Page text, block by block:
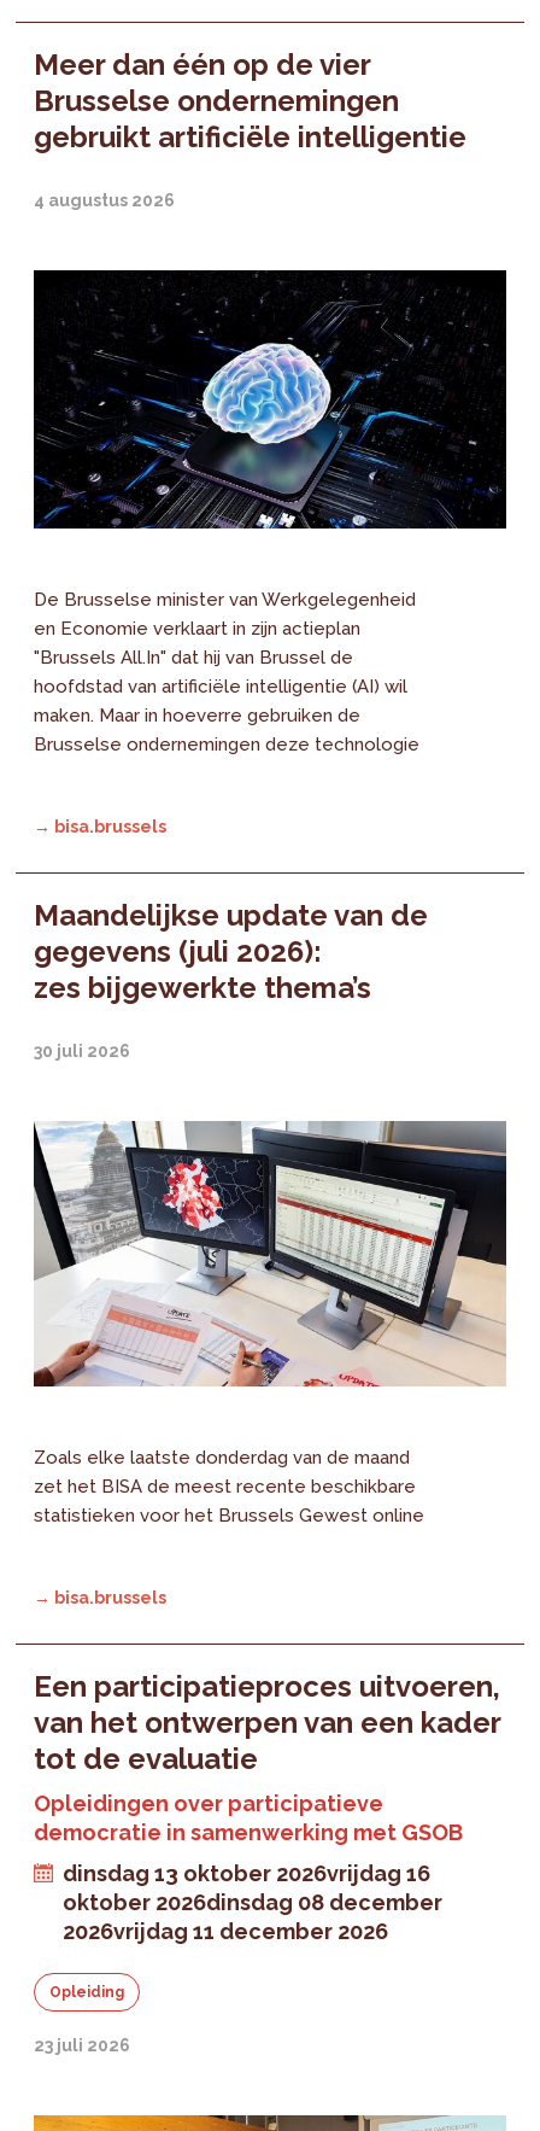
Meer dan één op de vier
Brusselse ondernemingen
gebruikt artificiële intelligentie
4 augustus 2026
De Brusselse minister van Werkgelegenheid
en Economie verklaart in zijn actieplan
"Brussels All.In" dat hij van Brussel de
hoofdstad van artificiële intelligentie (AI) wil
maken. Maar in hoeverre gebruiken de
Brusselse ondernemingen deze technologie
→ bisa.brussels
Maandelijkse update van de
gegevens (juli 2026):
zes bijgewerkte thema’s
30 juli 2026
Zoals elke laatste donderdag van de maand
zet het BISA de meest recente beschikbare
statistieken voor het Brussels Gewest online
→ bisa.brussels
Een participatieproces uitvoeren,
van het ontwerpen van een kader
tot de evaluatie
Opleidingen over participatieve
democratie in samenwerking met GSOB
dinsdag 13 oktober 2026vrijdag 16
oktober 2026dinsdag 08 december
2026vrijdag 11 december 2026
Opleiding
23 juli 2026